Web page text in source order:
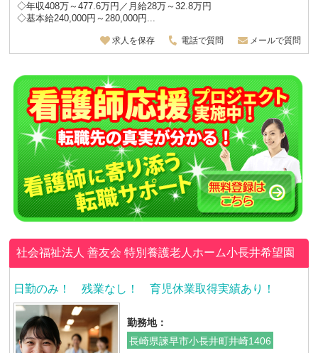
◇年収408万～477.6万円／月給28万～32.8万円
◇基本給240,000円～280,000円...
求人を保存 電話で質問 メールで質問
社会福祉法人 善友会特別養護老人ホーム小長井希望園
日勤のみ！ 残業なし！ 育児休業取得実績あり！
勤務地：
長崎県諫早市小長井町井崎1406